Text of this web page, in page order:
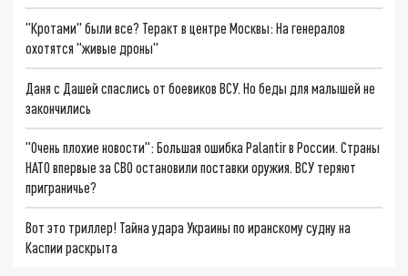
"Кротами" были все? Теракт в центре Москвы: На генералов
охотятся "живые дроны"
Даня с Дашей спаслись от боевиков ВСУ. Но беды для малышей не
закончились
"Очень плохие новости": Большая ошибка Palantir в России. Страны
НАТО впервые за СВО остановили поставки оружия. ВСУ теряют
приграничье?
Вот это триллер! Тайна удара Украины по иранскому судну на
Каспии раскрыта